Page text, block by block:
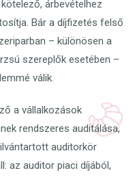
árbevételhez
Bár a díjfizetés felső
– különösen a
szereplők esetében –
válik.
a vállalkozások
rendszeres auditálása,
auditorkör
az auditor piaci díjából,